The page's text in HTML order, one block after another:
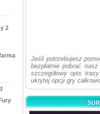
2
Jeśli potrzebujesz
bezpłatnie pobrać nasz
szczegółowy opis
ukrytej opcji gry